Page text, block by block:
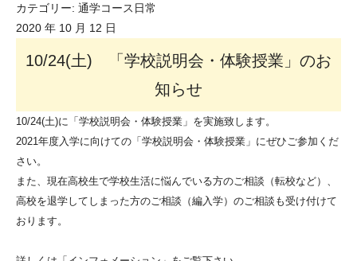
カテゴリー: 通学コース日常
2020 年 10 月 12 日
10/24(土) 「学校説明会・体験授業」のお
知らせ
10/24(土)に「学校説明会・体験授業」を実施致します。
2021年度入学に向けての「学校説明会・体験授業」にぜひご参加くだ
さい。
また、現在高校生で学校生活に悩んでいる方のご相談（転校など）、
高校を退学してしまった方のご相談（編入学）のご相談も受け付けて
おります。